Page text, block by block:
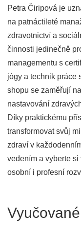
Petra Čiripová je
na patnáctileté
zdravotnictví a
činnosti jedinečně
managementu s
jógy a technik práce
shopu se zaměřují
nastavování
Díky praktickému
transformovat svůj
zdraví v
vedením a vyberte
osobní i profesní